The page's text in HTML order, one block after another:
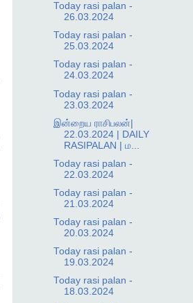
Today rasi palan -
26.03.2024
Today rasi palan -
25.03.2024
Today rasi palan -
24.03.2024
Today rasi palan -
23.03.2024
இன்றைய ராசிபலன்|
22.03.2024 | DAILY
RASIPALAN | ம...
Today rasi palan -
22.03.2024
Today rasi palan -
21.03.2024
Today rasi palan -
20.03.2024
Today rasi palan -
19.03.2024
Today rasi palan -
18.03.2024